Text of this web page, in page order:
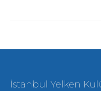
İstanbul Yelken